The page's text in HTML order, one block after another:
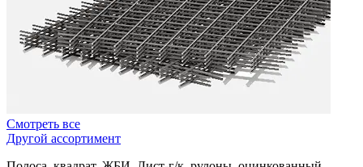
Смотреть все
Другой ассортимент